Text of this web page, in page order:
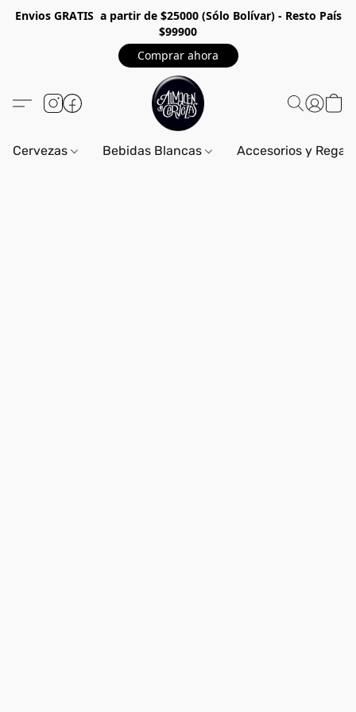
Envios GRATIS a partir de $25000 (Sólo Bolívar) - Resto País
$99900
Comprar ahora
Cervezas Bebidas Blancas Accesorios y